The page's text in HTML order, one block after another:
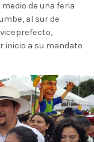
de una feria
al sur de
inicio a su mandato